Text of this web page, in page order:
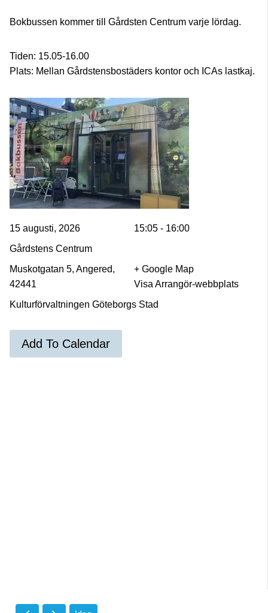
Bokbussen kommer till Gårdsten Centrum varje lördag.
Tiden: 15.05-16.00
Plats: Mellan Gårdstensbostäders kontor och ICAs lastkaj.
15 augusti, 2026
15:05 - 16:00
Gårdstens Centrum
Muskotgatan 5, Angered,
42441
+ Google Map
Kulturförvaltningen Göteborgs Stad
Visa Arrangör-webbplats
Add To Calendar